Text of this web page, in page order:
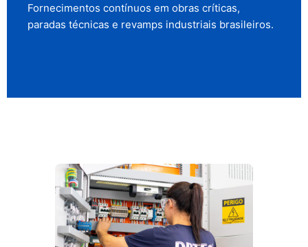
Fornecimentos contínuos em obras críticas,
paradas técnicas e revamps industriais brasileiros.